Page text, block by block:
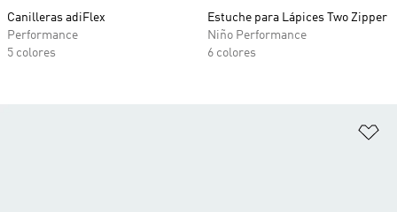
Canilleras adiFlex
Performance
5 colores
Estuche para Lápices Two Zipper
Niño Performance
6 colores